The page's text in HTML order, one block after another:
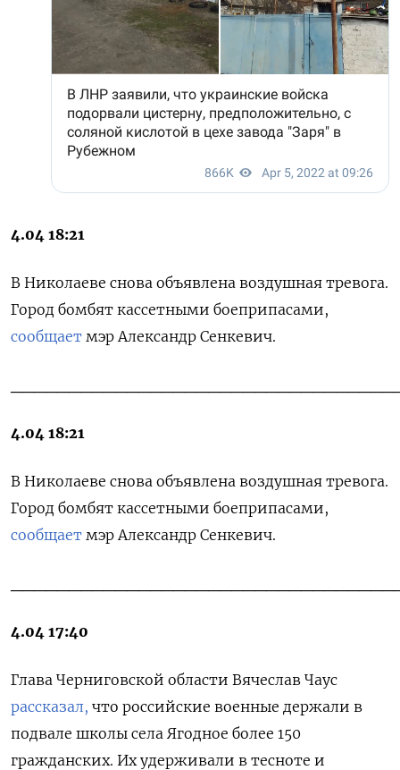
4.04 18:21
В Николаеве снова объявлена воздушная тревога.
Город бомбят кассетными боеприпасами,
сообщает мэр Александр Сенкевич.
4.04 18:21
В Николаеве снова объявлена воздушная тревога.
Город бомбят кассетными боеприпасами,
сообщает мэр Александр Сенкевич.
4.04 17:40
Глава Черниговской области Вячеслав Чаус
рассказал, что российские военные держали в
подвале школы села Ягодное более 150
гражданских. Их удерживали в тесноте и